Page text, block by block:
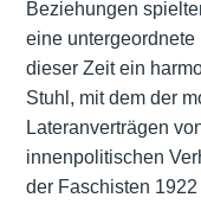
Beziehungen
eine untergeordnete
dieser Zeit ein
Stuhl, mit dem der
Lateranverträgen
innenpolitischen
der Faschisten